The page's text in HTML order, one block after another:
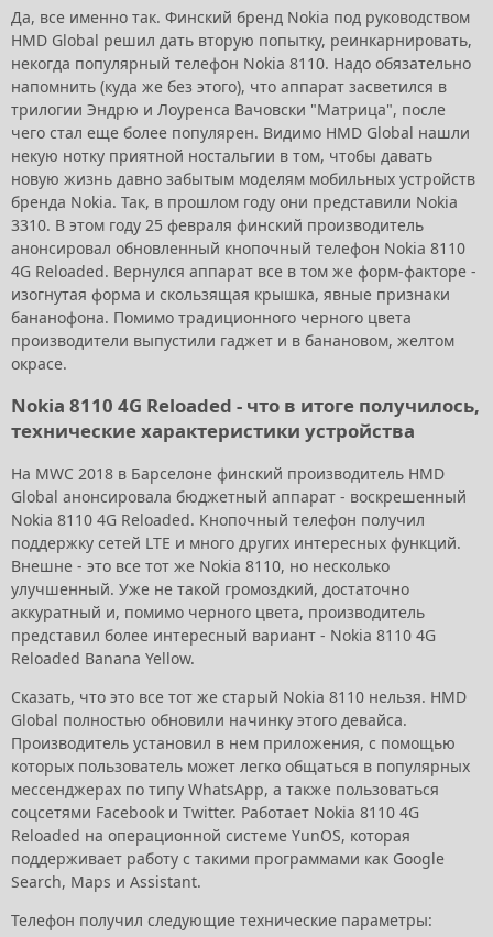
Да, все именно так. Финский бренд Nokia под руководством
HMD Global решил дать вторую попытку, реинкарнировать,
некогда популярный телефон Nokia 8110. Надо обязательно
напомнить (куда же без этого), что аппарат засветился в
трилогии Эндрю и Лоуренса Вачовски "Матрица", после
чего стал еще более популярен. Видимо HMD Global нашли
некую нотку приятной ностальгии в том, чтобы давать
новую жизнь давно забытым моделям мобильных устройств
бренда Nokia. Так, в прошлом году они представили Nokia
3310. В этом году 25 февраля финский производитель
анонсировал обновленный кнопочный телефон Nokia 8110
4G Reloaded. Вернулся аппарат все в том же форм-факторе -
изогнутая форма и скользящая крышка, явные признаки
бананофона. Помимо традиционного черного цвета
производители выпустили гаджет и в банановом, желтом
окрасе.
Nokia 8110 4G Reloaded - что в итоге получилось,
технические характеристики устройства
На MWC 2018 в Барселоне финский производитель HMD
Global анонсировала бюджетный аппарат - воскрешенный
Nokia 8110 4G Reloaded. Кнопочный телефон получил
поддержку сетей LTE и много других интересных функций.
Внешне - это все тот же Nokia 8110, но несколько
улучшенный. Уже не такой громоздкий, достаточно
аккуратный и, помимо черного цвета, производитель
представил более интересный вариант - Nokia 8110 4G
Reloaded Banana Yellow.
Сказать, что это все тот же старый Nokia 8110 нельзя. HMD
Global полностью обновили начинку этого девайса.
Производитель установил в нем приложения, с помощью
которых пользователь может легко общаться в популярных
мессенджерах по типу WhatsApp, а также пользоваться
соцсетями Facebook и Twitter. Работает Nokia 8110 4G
Reloaded на операционной системе YunOS, которая
поддерживает работу с такими программами как Google
Search, Maps и Assistant.
Телефон получил следующие технические параметры: